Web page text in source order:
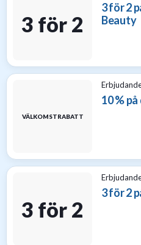
3 för 2
3 för 2
Beauty
VÄLKOMSTRABATT
10 %
3 för 2
3 för 2